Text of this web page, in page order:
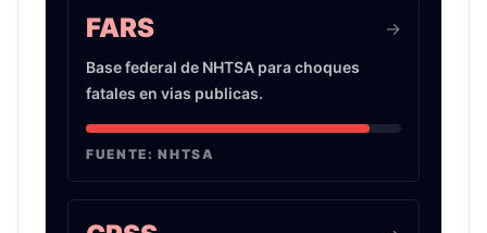
FARS
Base federal de NHTSA para choques
fatales en vias publicas.
->
FUENTE:NHTSA